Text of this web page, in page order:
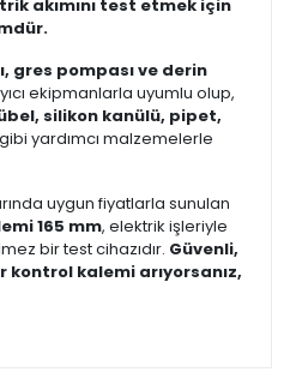
akımını test etmek için
gres pompası ve derin
ekipmanlarla uyumlu olup,
silikon kanülü, pipet,
gibi yardımcı malzemelerle
uygun fiyatlarla sunulan
165 mm, elektrik işleriyle
bir test cihazıdır. Güvenli,
kontrol kalemi arıyorsanız,